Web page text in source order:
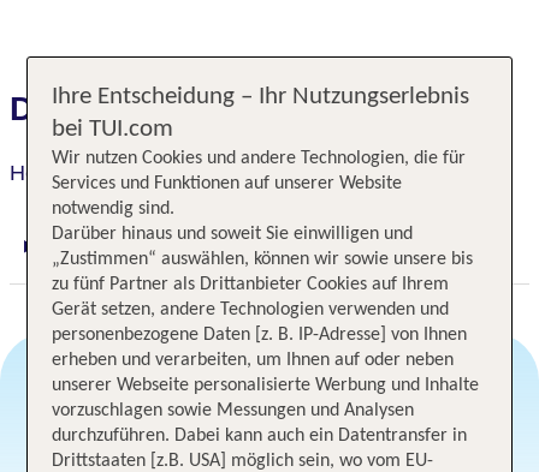
Das erwartet Sie
Hotel Sadova
Digitaler und telefonischer 24/7 TUI Service
Angebotsauswahl
Ihre Entscheidung – Ihr Nutzungserlebnis
bei TUI.com
Wir nutzen Cookies und andere Technologien, die für
Services und Funktionen auf unserer Website
notwendig sind.
Darüber hinaus und soweit Sie einwilligen und
„Zustimmen“ auswählen, können wir sowie unsere bis
zu fünf Partner als Drittanbieter Cookies auf Ihrem
Gerät setzen, andere Technologien verwenden und
personenbezogene Daten [z. B. IP-Adresse] von Ihnen
erheben und verarbeiten, um Ihnen auf oder neben
unserer Webseite personalisierte Werbung und Inhalte
vorzuschlagen sowie Messungen und Analysen
durchzuführen. Dabei kann auch ein Datentransfer in
Drittstaaten [z.B. USA] möglich sein, wo vom EU-